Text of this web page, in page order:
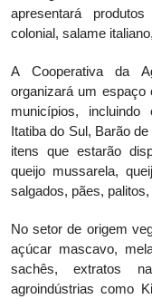
apresentará
colonial, salame
A Cooperativa da
organizará um espaço
municípios, incluindo
Itatiba do Sul, Barão
itens que estarão
queijo mussarela,
salgados, pães,
No setor de origem
açúcar mascavo,
sachês, extratos
agroindústrias como